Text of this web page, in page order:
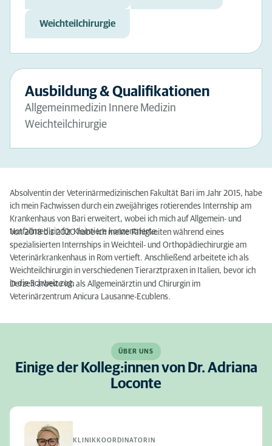
Weichteilchirurgie
Ausbildung & Qualifikationen
Allgemeinmedizin Innere Medizin
Weichteilchirurgie
Absolventin der Veterinärmedizinischen Fakultät Bari im Jahr 2015, habe
ich mein Fachwissen durch ein zweijähriges rotierendes Internship am
Krankenhaus von Bari erweitert, wobei ich mich auf Allgemein- und
Notfallmedizin für Kleintiere konzentrierte.
Von 2018 bis 2020 habe ich meine Fähigkeiten während eines
spezialisierten Internships in Weichteil- und Orthopädiechirurgie am
Veterinärkrankenhaus in Rom vertieft. Anschließend arbeitete ich als
Weichteilchirurgin in verschiedenen Tierarztpraxen in Italien, bevor ich
in die Schweiz zog.
Derzeit arbeite ich als Allgemeinärztin und Chirurgin im
Veterinärzentrum Anicura Lausanne-Ecublens.
ÜBER UNS
Einige der Kolleg:innen von Dr. Adriana
Loconte
KLINIKKOORDINATORIN